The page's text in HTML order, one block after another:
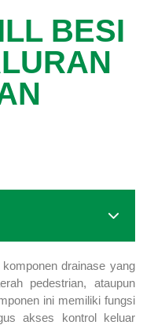
BESI
drainase yang
pedestrian, ataupun
ini memiliki fungsi
akses kontrol keluar